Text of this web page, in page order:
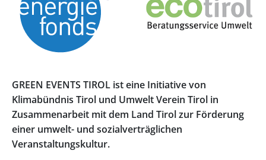
GREEN EVENTS TIROL ist eine Initiative von
Klimabündnis Tirol und Umwelt Verein Tirol in
Zusammenarbeit mit dem Land Tirol zur Förderung
einer umwelt- und sozialverträglichen
Veranstaltungskultur.